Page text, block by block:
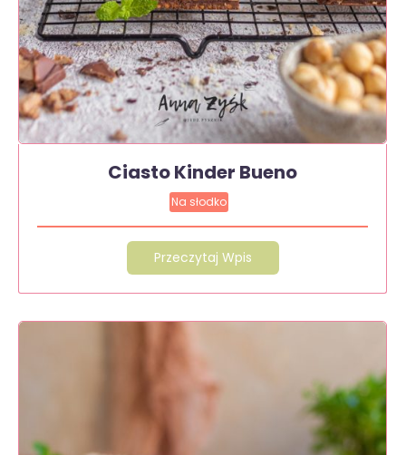
Ciasto Kinder Bueno
Na słodko
Przeczytaj Wpis